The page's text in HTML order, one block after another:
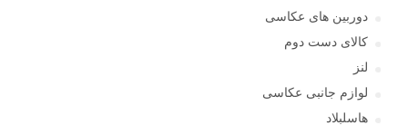
دوربین های عکاسی
کالای دست دوم
لنز
لوازم جانبی عکاسی
هاسلبلاد